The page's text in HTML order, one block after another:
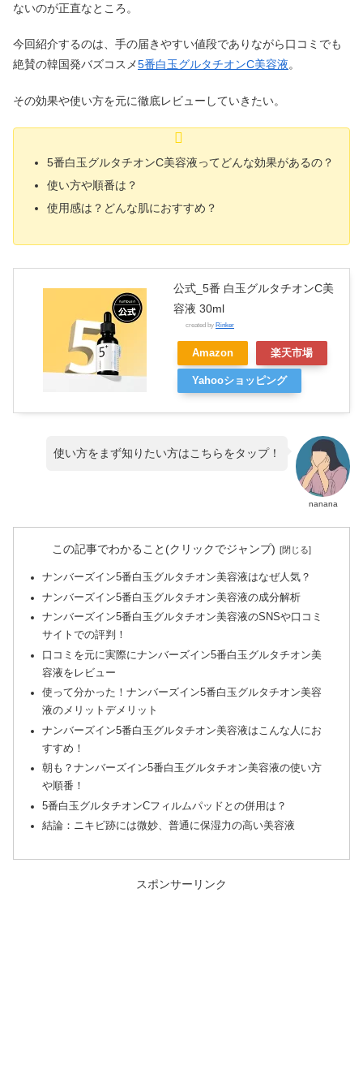
ないのが正直なところ。
今回紹介するのは、手の届きやすい値段でありながら口コミでも
絶賛の韓国発バズコスメ5番白玉グルタチオンC美容液。
その効果や使い方を元に徹底レビューしていきたい。
5番白玉グルタチオンC美容液ってどんな効果があるの？
使い方や順番は？
使用感は？どんな肌におすすめ？
公式_5番 白玉グルタチオンC美
容液 30ml
created by Rinker
Amazon 楽天市場
Yahooショッピング
nanana
使い方をまず知りたい方はこちらをタップ！
この記事でわかること(クリックでジャンプ)
ナンバーズイン5番白玉グルタチオン美容液はなぜ人気？
ナンバーズイン5番白玉グルタチオン美容液の成分解析
ナンバーズイン5番白玉グルタチオン美容液のSNSや口コミ
サイトでの評判！
口コミを元に実際にナンバーズイン5番白玉グルタチオン美
容液をレビュー
使って分かった！ナンバーズイン5番白玉グルタチオン美容
液のメリットデメリット
ナンバーズイン5番白玉グルタチオン美容液はこんな人にお
すすめ！
朝も？ナンバーズイン5番白玉グルタチオン美容液の使い方
や順番！
5番白玉グルタチオンCフィルムパッドとの併用は？
結論：ニキビ跡には微妙、普通に保湿力の高い美容液
スポンサーリンク